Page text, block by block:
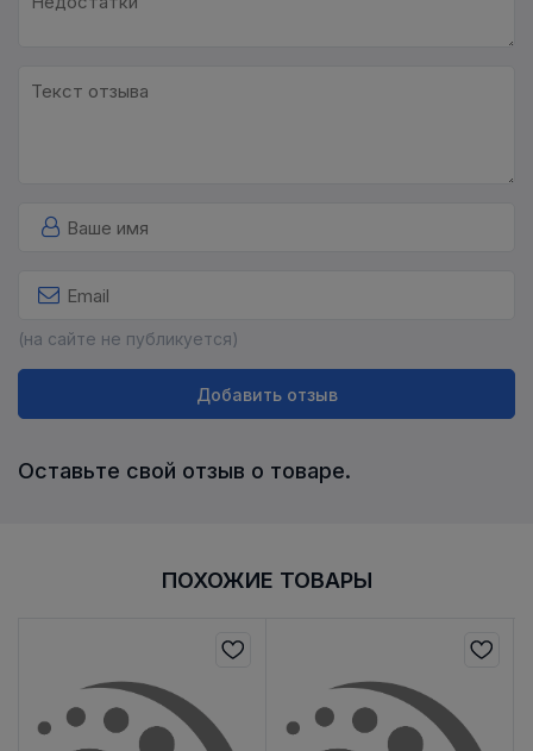
(на сайте не публикуется)
Добавить отзыв
Оставьте свой отзыв о товаре.
ПОХОЖИЕ ТОВАРЫ